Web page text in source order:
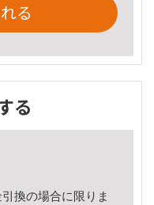
る
る
換の場合に限りま